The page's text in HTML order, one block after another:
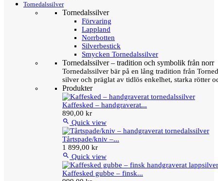
Tornedalssilver
Tornedalssilver
Förvaring
Lappland
Norrbotten
Silverbestick
Smycken Tornedalssilver
Tornedalssilver – tradition och symbolik från norr
Tornedalssilver bär på en lång tradition från
silver och präglat av tidlös enkelhet, starka rötter
Produkter
Kaffesked – handgraverat...
890,00 kr
 Quick view
Tårtspade/kniv –...
1 899,00 kr
 Quick view
Kaffesked gubbe – finsk...